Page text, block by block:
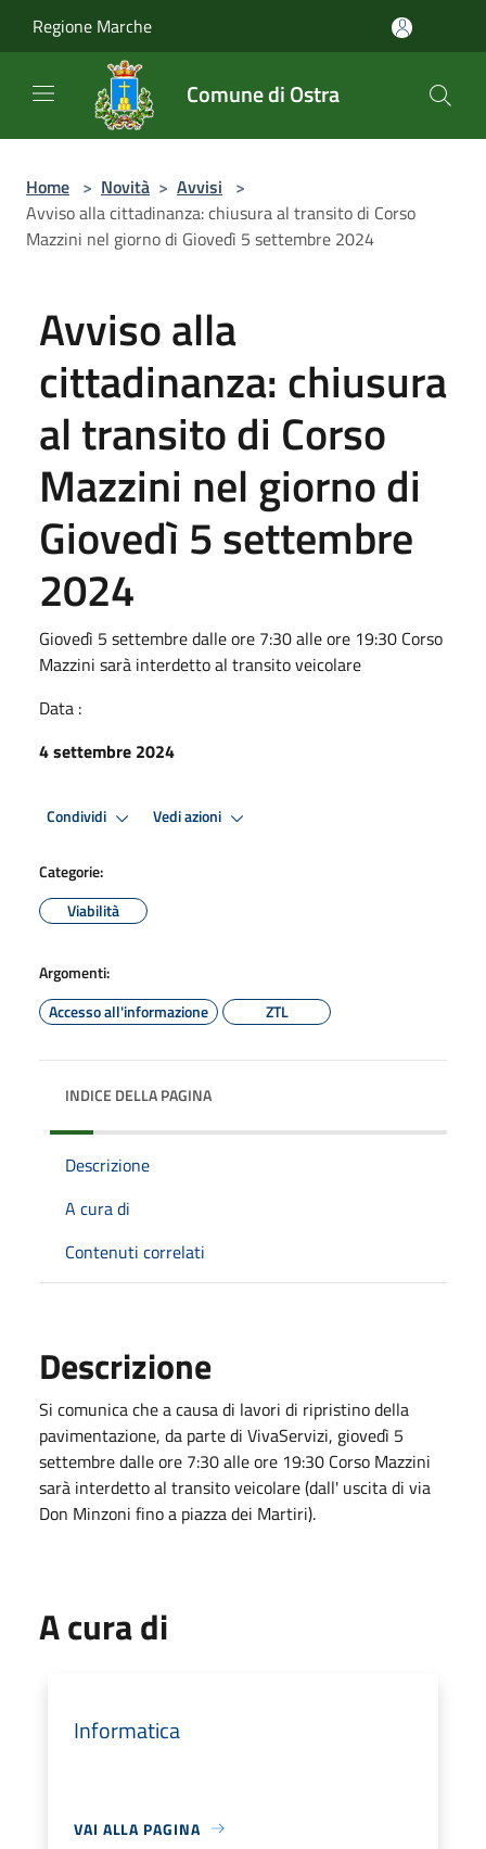
Regione Marche
Comune di Ostra
Home > Novità > Avvisi >
Avviso alla cittadinanza: chiusura al transito di Corso
Mazzini nel giorno di Giovedì 5 settembre 2024
Avviso alla
cittadinanza: chiusura
al transito di Corso
Mazzini nel giorno di
Giovedì 5 settembre
2024
Giovedì 5 settembre dalle ore 7:30 alle ore 19:30 Corso
Mazzini sarà interdetto al transito veicolare
Data :
4 settembre 2024
Condividi Vedi azioni
Categorie:
Viabilità
Argomenti:
Accesso all'informazione
ZTL
INDICE DELLA PAGINA
Descrizione
A cura di
Contenuti correlati
Descrizione
Si comunica che a causa di lavori di ripristino della
pavimentazione, da parte di VivaServizi, giovedì 5
settembre dalle ore 7:30 alle ore 19:30 Corso Mazzini
sarà interdetto al transito veicolare (dall' uscita di via
Don Minzoni fino a piazza dei Martiri).
A cura di
Informatica
VAI ALLA PAGINA